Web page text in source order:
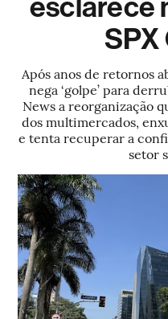
esclarece
Após anos de retornos
nega ‘golpe’ para
News a reorganização
dos multimercados,
e tenta recuperar a
setor